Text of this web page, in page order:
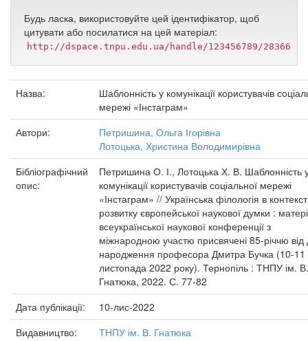
Будь ласка, використовуйте цей ідентифікатор, щоб
цитувати або посилатися на цей матеріал:
http://dspace.tnpu.edu.ua/handle/123456789/28366
Назва:
Шаблонність у комунікації користувачів
мережі «Інстаграм»
Автори:
Петришина, Ольга Ігорівна
Лотоцька, Христина Володимирівна
Бібліографічний
опис:
Петришина О. І., Лотоцька Х. В. Шаблонність
комунікації користувачів соціальної мережі
«Інстаграм» // Українська філологія в
розвитку європейської наукової думки :
всеукраїнської наукової конференції з
міжнародною участю присвячені 85-річчю від
народження професора Дмитра Бучка (10-11
листопада 2022 року). Тернопіль : ТНПУ ім. В.
Гнатюка, 2022. С. 77-82
Дата публікації:
10-лис-2022
Видавництво:
ТНПУ ім. В. Гнатюка